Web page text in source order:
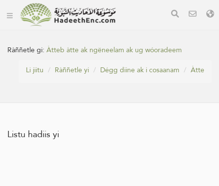
Ràññetle gi:Àtteb àtte ak ngëneelam ak ug wóoradeem
Li jiitu
Ràññetle yi Dégg diine ak i cosaanam Àtte
Listu hadiis yi